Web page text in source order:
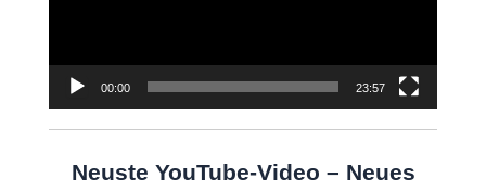
00:00 23:57
Neuste YouTube-Video – Neues